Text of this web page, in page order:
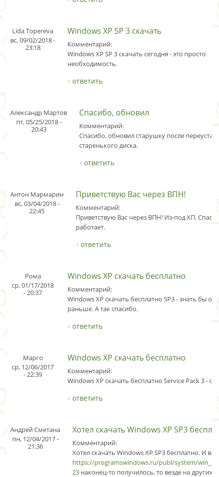
Lida Topereva
вс, 09/02/2018 -
23:18
Windows XP SP 3 скачать
Комментарий:
Windows XP SP 3 скачать сегодня - это просто
необходимость.
ответить
Александр Мартов
пт, 05/25/2018 -
20:43
Спасибо, обновил
Комментарий:
Спасибо, обновил старушку после
старенького диска.
ответить
Антон Мармарин
вс, 03/04/2018 -
22:45
Приветствую Вас через ВПН!
Комментарий:
Приветствую Вас через ВПН! Из-под ХП.
работает.
ответить
Рома
ср, 01/17/2018
- 20:37
Windows XP скачать бесплатно
Комментарий:
Windows XP скачать бесплатно SP3 - знать бы об
раньше. А так спасибо.
ответить
Марго
ср, 12/06/2017
- 22:39
Windows XP скачать бесплатно
Комментарий:
Windows XP скачать бесплатно Service Pack 3 -
ответить
Андрей Сметана
пн, 12/04/2017 -
21:36
Хотел скачать Windows XP SP3
Комментарий:
Хотел скачать Windows XP SP3 бесплатно. И вот
https://programswindows.ru/publ/system/
23 наконец-то получилось, то везде на других